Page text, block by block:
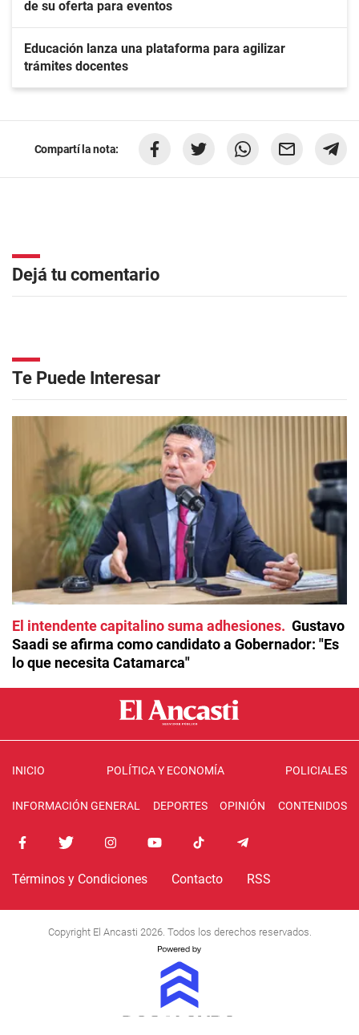
de su oferta para eventos
Educación lanza una plataforma para agilizar
trámites docentes
Compartí la nota:
Dejá tu comentario
Te Puede Interesar
El intendente capitalino suma adhesiones
Gustavo
Saadi se afirma como candidato a Gobernador: "Es
lo que necesita Catamarca"
INICIO POLÍTICA Y ECONOMÍA POLICIALES
INFORMACIÓN GENERAL DEPORTES OPINIÓN CONTENIDOS
Términos y Condiciones Contacto RSS
Copyright El Ancasti 2026. Todos los derechos reservados.